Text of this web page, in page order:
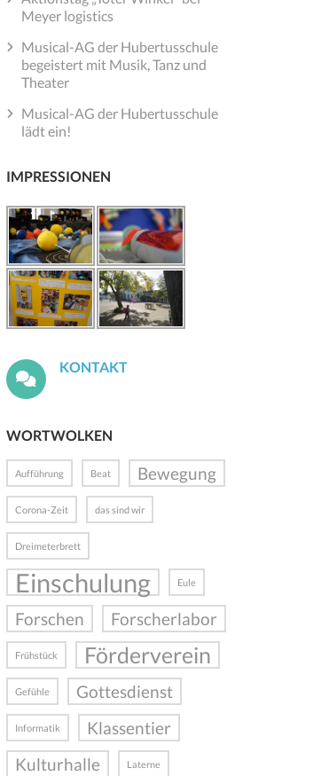
Meyer logistics
Musical-AG der Hubertusschule
begeistert mit Musik, Tanz und
Theater
Musical-AG der Hubertusschule
lädt ein!
IMPRESSIONEN
KONTAKT
WORTWOLKEN
Aufführung Beat Bewegung
Corona-Zeit das sind wir
Dreimeterbrett
Einschulung Eule
Forschen Forscherlabor
Frühstück Förderverein
Gefühle Gottesdienst
Informatik
Klassentier
Kulturhalle
Laterne